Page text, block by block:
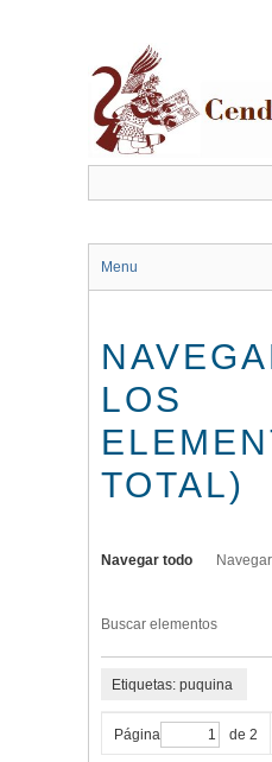
Menu
LOS
TOTAL)
Navegar todo
Buscar elementos
Etiquetas: puquina
Página de 2